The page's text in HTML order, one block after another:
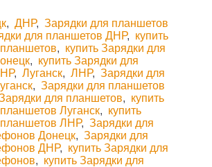
, ДНР, Зарядки для планшетов
для планшетов ДНР, купить
, купить Зарядки для
, купить Зарядки для
, Луганск, ЛНР, Зарядки для
, Зарядки для планшетов
для планшетов, купить
Луганск, купить
ЛНР, Зарядки для
Донецк, Зарядки для
ДНР, купить Зарядки для
, купить Зарядки для